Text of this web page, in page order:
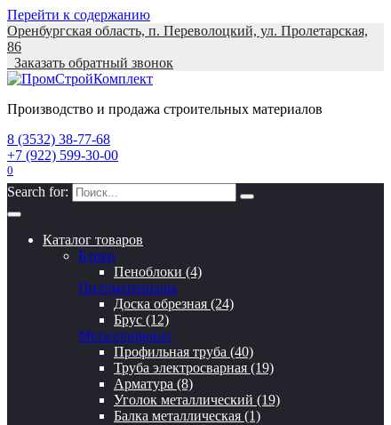
Перейти к содержанию
Оренбургская область, п. Переволоцкий, ул. Пролетарская,
86
Заказать обратный звонок
Производство и продажа строительных материалов
8 (3532) 38-77-68
+7 (922) 599-30-00
0
Search for:
Каталог товаров
Блоки
Пеноблоки (4)
Пиломатериалы
Доска обрезная (24)
Брус (12)
Металлопрокат
Профильная труба (40)
Труба электросварная (19)
Арматура (8)
Уголок металлический (19)
Балка металлическая (1)